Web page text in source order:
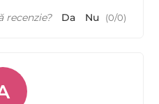
recenzie? Da Nu (0/0)